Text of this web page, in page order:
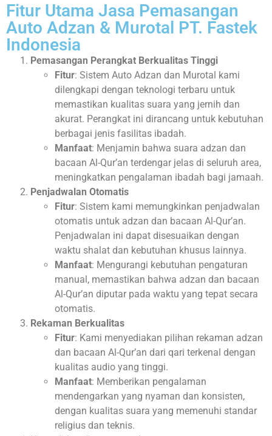
Fitur Utama Jasa Pemasangan
Auto Adzan & Murotal PT. Fastek
Indonesia
Pemasangan Perangkat Berkualitas Tinggi
Fitur: Sistem Auto Adzan dan Murotal kami
dilengkapi dengan teknologi terbaru untuk
memastikan kualitas suara yang jernih dan
akurat. Perangkat ini dirancang untuk kebutuhan
berbagai jenis fasilitas ibadah.
Manfaat: Menjamin bahwa suara adzan dan
bacaan Al-Qur’an terdengar jelas di seluruh area,
meningkatkan pengalaman ibadah bagi jamaah.
Penjadwalan Otomatis
Fitur: Sistem kami memungkinkan penjadwalan
otomatis untuk adzan dan bacaan Al-Qur’an.
Penjadwalan ini dapat disesuaikan dengan
waktu shalat dan kebutuhan khusus lainnya.
Manfaat: Mengurangi kebutuhan pengaturan
manual, memastikan bahwa adzan dan bacaan
Al-Qur’an diputar pada waktu yang tepat secara
otomatis.
Rekaman Berkualitas
Fitur: Kami menyediakan pilihan rekaman adzan
dan bacaan Al-Qur’an dari qari terkenal dengan
kualitas audio yang tinggi.
Manfaat: Memberikan pengalaman
mendengarkan yang nyaman dan konsisten,
dengan kualitas suara yang memenuhi standar
religius dan teknis.